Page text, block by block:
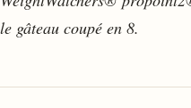
le gâteau coupé en 8.